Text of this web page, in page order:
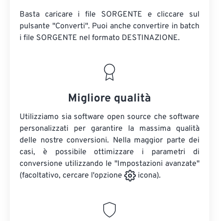
Basta caricare i file SORGENTE e cliccare sul
pulsante "Converti". Puoi anche convertire in batch
i file SORGENTE nel formato DESTINAZIONE.
Migliore qualità
Utilizziamo sia software open source che software
personalizzati per garantire la massima qualità
delle nostre conversioni. Nella maggior parte dei
casi, è possibile ottimizzare i parametri di
conversione utilizzando le "Impostazioni avanzate"
(facoltativo, cercare l'opzione
icona).